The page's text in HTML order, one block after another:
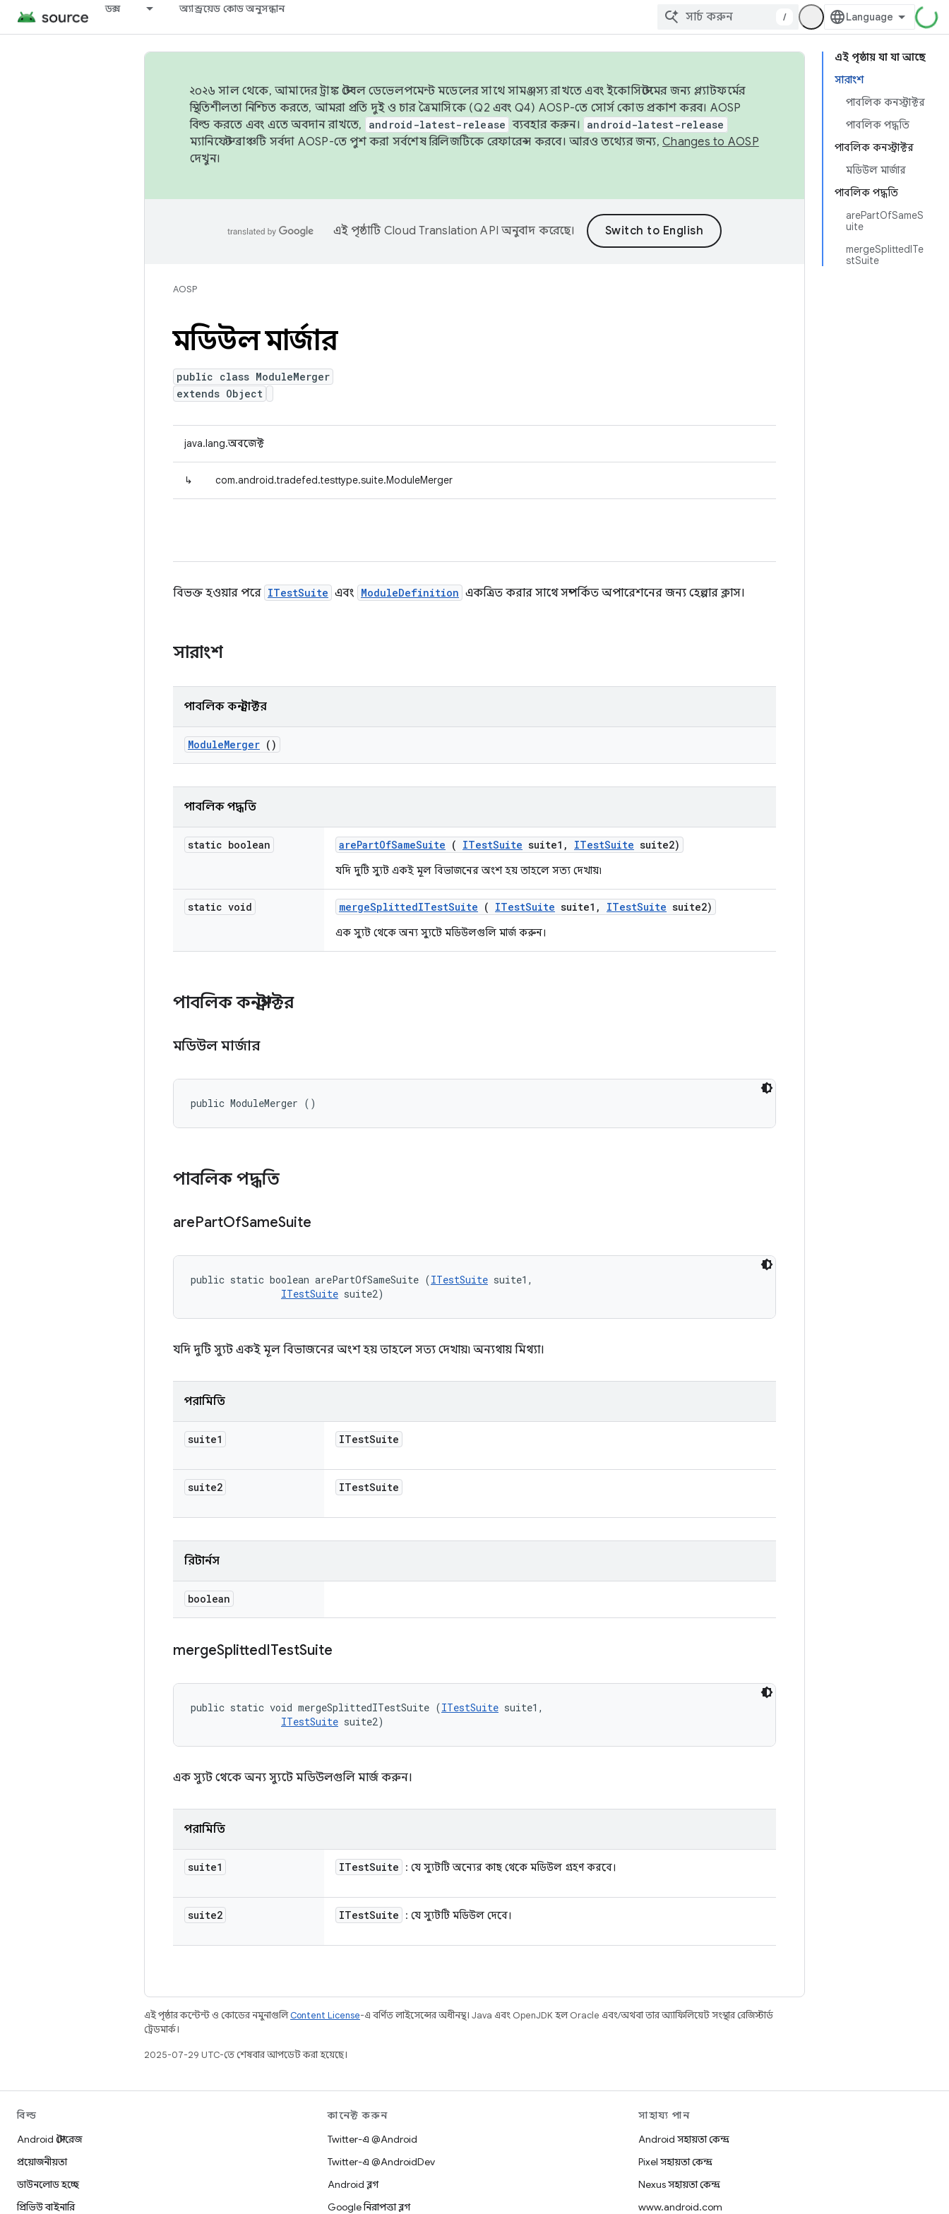
ডক্স অ্যান্ড্রয়েড কোড অনুসন্ধান
/
এই পৃষ্ঠায় যা যা আছে
সারাংশ
পাবলিক কনস্ট্রাক্টর
পাবলিক পদ্ধতি
পাবলিক কনস্ট্রাক্টর
মডিউল মার্জার
পাবলিক পদ্ধতি
arePartOfSameS
uite
mergeSplittedITe
stSuite
২০২৬ সাল থেকে, আমাদের ট্রাঙ্ক স্টেবল ডেভেলপমেন্ট মডেলের সাথে সামঞ্জস্য রাখতে এবং ইকোসিস্টেমের জন্য প্ল্যাটফর্মের
স্থিতিশীলতা নিশ্চিত করতে, আমরা প্রতি দুই ও চার ত্রৈমাসিকে (Q2 এবং Q4) AOSP-তে সোর্স কোড প্রকাশ করব। AOSP
বিল্ড করতে এবং এতে অবদান রাখতে,
android-latest-release ব্যবহার করুন। android-latest-release
ম্যানিফেস্ট ব্রাঞ্চটি সর্বদা AOSP-তে পুশ করা সর্বশেষ রিলিজটিকে রেফারেন্স করবে। আরও তথ্যের জন্য, Changes to AOSP
দেখুন।
এই পৃষ্ঠাটি Cloud Translation API অনুবাদ করেছে।
AOSP
মডিউল মার্জার
public class ModuleMerger
extends Object
java.lang.অবজেক্ট
↳ com.android.tradefed.testtype.suite.ModuleMerger
বিভক্ত হওয়ার পরে ITestSuite এবং ModuleDefinition একত্রিত করার সাথে সম্পর্কিত অপারেশনের জন্য হেল্পার ক্লাস।
সারাংশ
পাবলিক কনস্ট্রাক্টর
ModuleMerger ()
পাবলিক পদ্ধতি
static boolean arePartOfSameSuite ( ITestSuite suite1 , ITestSuite suite2)
যদি দুটি স্যুট একই মূল বিভাজনের অংশ হয় তাহলে সত্য দেখায়৷
static void mergeSplittedITestSuite ( ITestSuite suite1 , ITestSuite suite2)
এক স্যুট থেকে অন্য স্যুটে মডিউলগুলি মার্জ করুন।
পাবলিক কনস্ট্রাক্টর
মডিউল মার্জার
public ModuleMerger ()
পাবলিক পদ্ধতি
arePartOfSameSuite
public static boolean arePartOfSameSuite (ITestSuite suite1,
ITestSuite suite2)
যদি দুটি স্যুট একই মূল বিভাজনের অংশ হয় তাহলে সত্য দেখায়৷ অন্যথায় মিথ্যা।
পরামিতি
suite1 ITestSuite
suite2 ITestSuite
রিটার্নস
boolean
mergeSplittedITestSuite
public static void mergeSplittedITestSuite (ITestSuite suite1,
ITestSuite suite2)
এক স্যুট থেকে অন্য স্যুটে মডিউলগুলি মার্জ করুন।
পরামিতি
suite1 ITestSuite : যে স্যুটটি অন্যের কাছ থেকে মডিউল গ্রহণ করবে।
suite2 ITestSuite : যে স্যুটটি মডিউল দেবে।
এই পৃষ্ঠার কন্টেন্ট ও কোডের নমুনাগুলিContent License-এ বর্ণিত লাইসেন্সের অধীনস্থ। Java এবং OpenJDK হল Oracle এবং/অথবা তার অ্যাফিলিয়েট সংস্থার রেজিস্টার্ড
ট্রেডমার্ক।
2025-07-29 UTC-তে শেষবার আপডেট করা হয়েছে।
বিল্ড
Android স্টোরেজ
প্রয়োজনীয়তা
ডাউনলোড হচ্ছে
প্রিভিউ বাইনারি
কানেক্ট করুন
Twitter-এ @Android
Twitter-এ @AndroidDev
Android ব্লগ
Google নিরাপত্তা ব্লগ
সাহায্য পান
Android সহায়তা কেন্দ্র
Pixel সহায়তা কেন্দ্র
Nexus সহায়তা কেন্দ্র
www.android.com